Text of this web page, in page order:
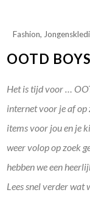
Fashion,
OOTD
Het is tijd voor …
internet voor je af op
items voor jou en je
weer volop op zoek
hebben we een
Lees snel verder wat